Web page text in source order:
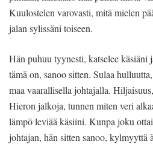
Kuulostelen varovasti, mitä mielen
jalan sylissäni toiseen.
Hän puhuu tyynesti, katselee käsiäni
tämä on, sanoo sitten. Sulaa
maa vaarallisella johtajalla.
Hieron jalkoja, tunnen miten veri
lämpö leviää käsiini. Kunpa joku
johtajan, hän sitten sanoo, kylmyyttä